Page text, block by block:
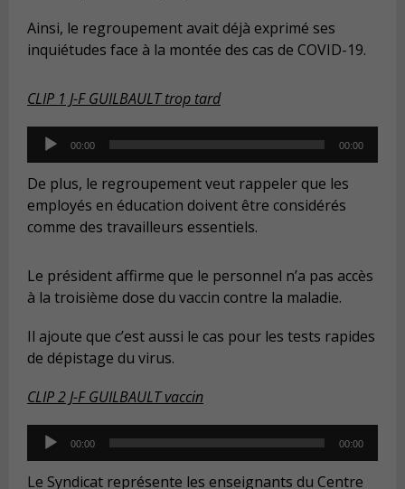
Ainsi, le regroupement avait déjà exprimé ses
inquiétudes face à la montée des cas de COVID-19.
CLIP 1 J-F GUILBAULT trop tard
Audio
Player
00:00 00:00
De plus, le regroupement veut rappeler que les
employés en éducation doivent être considérés
comme des travailleurs essentiels.
Le président affirme que le personnel n’a pas accès
à la troisième dose du vaccin contre la maladie.
Il ajoute que c’est aussi le cas pour les tests rapides
de dépistage du virus.
CLIP 2 J-F GUILBAULT vaccin
Audio
Player
00:00 00:00
Le Syndicat représente les enseignants du Centre